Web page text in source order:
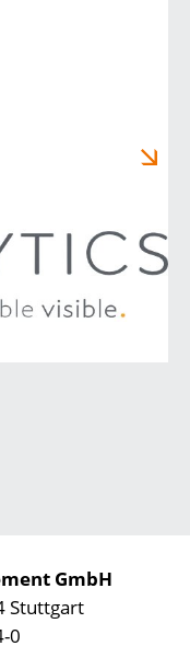
GmbH
Stuttgart
0